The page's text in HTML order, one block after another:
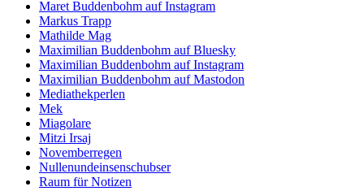
Maret Buddenbohm auf Instagram
Markus Trapp
Mathilde Mag
Maximilian Buddenbohm auf Bluesky
Maximilian Buddenbohm auf Instagram
Maximilian Buddenbohm auf Mastodon
Mediathekperlen
Mek
Miagolare
Mitzi Irsaj
Novemberregen
Nullenundeinsenschubser
Raum für Notizen